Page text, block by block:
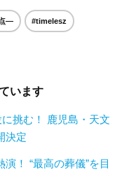
— #timelesz
います
挑む！ 鹿児島・天文
決定
！ “最高の葬儀”を目